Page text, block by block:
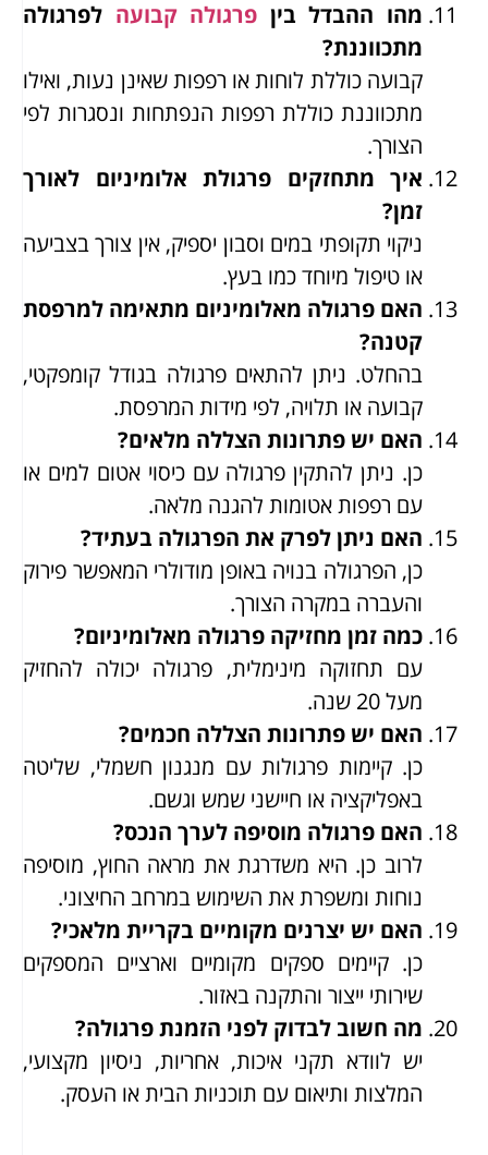
מהו ההבדל בין פרגולה קבועה לפרגולה
מתכווננת?
קבועה כוללת לוחות או רפפות שאינן נעות, ואילו
מתכווננת כוללת רפפות הנפתחות ונסגרות לפי
הצורך.
איך מתחזקים פרגולת אלומיניום לאורך
זמן?
ניקוי תקופתי במים וסבון יספיק, אין צורך בצביעה
או טיפול מיוחד כמו בעץ.
האם פרגולה מאלומיניום מתאימה למרפסת
קטנה?
בהחלט. ניתן להתאים פרגולה בגודל קומפקטי,
קבועה או תלויה, לפי מידות המרפסת.
האם יש פתרונות הצללה מלאים?
כן. ניתן להתקין פרגולה עם כיסוי אטום למים או
עם רפפות אטומות להגנה מלאה.
האם ניתן לפרק את הפרגולה בעתיד?
כן, הפרגולה בנויה באופן מודולרי המאפשר פירוק
והעברה במקרה הצורך.
כמה זמן מחזיקה פרגולה מאלומיניום?
עם תחזוקה מינימלית, פרגולה יכולה להחזיק
מעל 20 שנה.
האם יש פתרונות הצללה חכמים?
כן. קיימות פרגולות עם מנגנון חשמלי, שליטה
באפליקציה או חיישני שמש וגשם.
האם פרגולה מוסיפה לערך הנכס?
לרוב כן. היא משדרגת את מראה החוץ, מוסיפה
נוחות ומשפרת את השימוש במרחב החיצוני.
האם יש יצרנים מקומיים בקריית מלאכי?
כן. קיימים ספקים מקומיים וארציים המספקים
שירותי ייצור והתקנה באזור.
מה חשוב לבדוק לפני הזמנת פרגולה?
יש לוודא תקני איכות, אחריות, ניסיון מקצועי,
המלצות ותיאום עם תוכניות הבית או העסק.